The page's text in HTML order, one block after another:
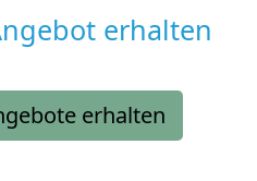
erhalten
erhalten